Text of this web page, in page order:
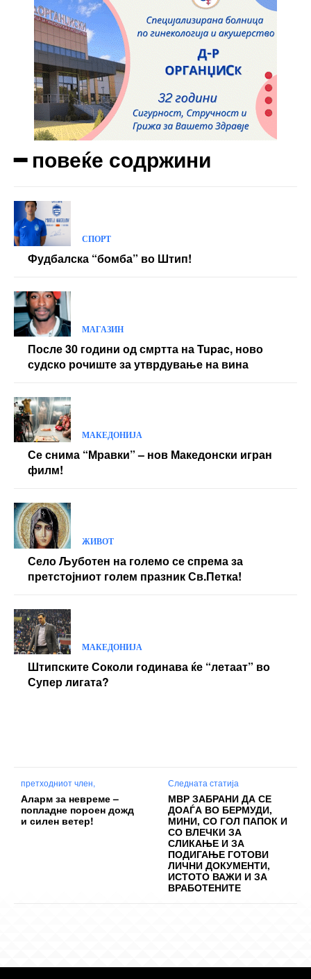
━ повеќе содржини
СПОРТ
Фудбалска “бомба” во Штип!
МАГАЗИН
После 30 години од смртта на Tupac, ново
судско рочиште за утврдување на вина
МАКЕДОНИЈА
Се снима “Мравки” – нов Македонски игран
филм!
ЖИВОТ
Село Љуботен на големо се спрема за
претстојниот голем празник Св.Петка!
МАКЕДОНИЈА
Штипските Соколи годинава ќе “летаат” во
Супер лигата?
претходниот член,
Аларм за невреме –
попладне пороен дожд
и силен ветер!
Следната статија
МВР ЗАБРАНИ ДА СЕ
ДОАЃА ВО БЕРМУДИ,
МИНИ, СО ГОЛ ПАПОК И
СО ВЛЕЧКИ ЗА
СЛИКАЊЕ И ЗА
ПОДИГАЊЕ ГОТОВИ
ЛИЧНИ ДОКУМЕНТИ,
ИСТОТО ВАЖИ И ЗА
ВРАБОТЕНИТЕ